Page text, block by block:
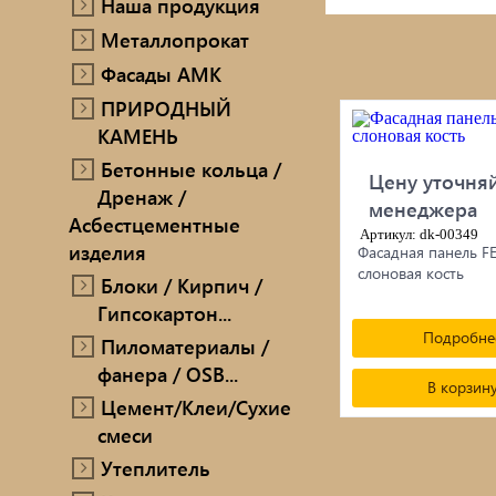
ПРИРОДНЫЙ КАМЕНЬ
Бетонные кольца / Дренаж /
Асбестцементные изделия
Блоки / Кирпич / Гипсокартон...
Утеплитель
Металлопрокат
Фасады AMK
ПРИРОДНЫЙ
КАМЕНЬ
Бетонные кольца /
Дренаж /
Асбестцементные
изделия
Блоки / Кирпич /
Гипсокартон...
Пиломатериалы /
фанера / OSB...
Цемент/Клеи/Сухие
смеси
Утеплитель
Цену
менеджера
Артикул: dk-00349
Фасадная панель
слоновая кость
В